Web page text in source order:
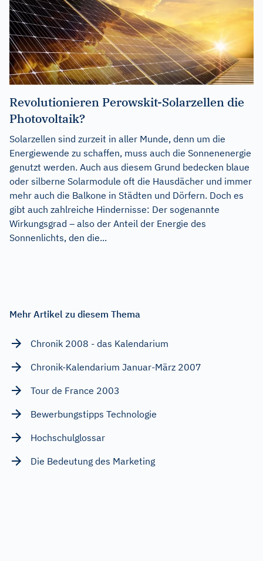
Revolutionieren Perowskit-Solarzellen die
Photovoltaik?
Solarzellen sind zurzeit in aller Munde, denn um die
Energiewende zu schaffen, muss auch die Sonnenenergie
genutzt werden. Auch aus diesem Grund bedecken blaue
oder silberne Solarmodule oft die Hausdächer und immer
mehr auch die Balkone in Städten und Dörfern. Doch es
gibt auch zahlreiche Hindernisse: Der sogenannte
Wirkungsgrad – also der Anteil der Energie des
Sonnenlichts, den die...
Mehr Artikel zu diesem Thema
Chronik 2008 - das Kalendarium
Chronik-Kalendarium Januar-März 2007
Tour de France 2003
Bewerbungstipps Technologie
Hochschulglossar
Die Bedeutung des Marketing